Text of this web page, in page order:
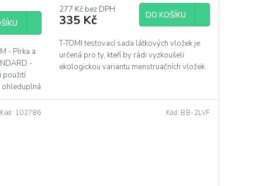
- Pírka a
-
použití
ohleduplná
produktu
je
z
5
hvězdiček.
277 Kč bez DPH
335 Kč DO KOŠÍKU
T-TOMI testovací sada látkových vložek je
určená pro ty, kteří by rádi vyzkoušeli
ekologickou variantu menstruačních vložek.
Kód: 102786 Kód: BB-2LVF